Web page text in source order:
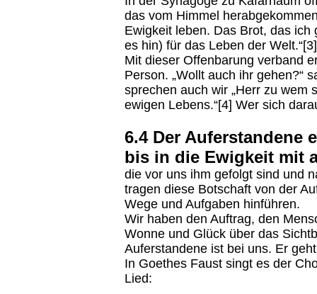
das vom Himmel
Ewigkeit leben. Das Brot, das
es hin) für das Leben der Welt.“[3]
Mit dieser Offenbarung verband
Person. „Wollt auch ihr gehen?“
sprechen auch wir „Herr zu wem
ewigen Lebens.“[4] Wer sich
6.4 Der Auferstandene
bis in die Ewigkeit mit
die vor uns ihm gefolgt sind und
tragen diese Botschaft von der
Wege und Aufgaben hinführen.
Wir haben den Auftrag, den
Wonne und Glück über das
Auferstandene ist bei uns. Er
In Goethes Faust singt es der
Lied: